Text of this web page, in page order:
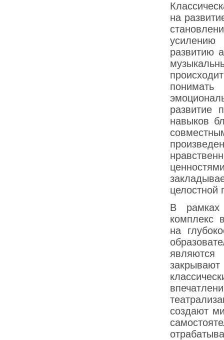
на
развитию
развитие
навыков
целостной
В рамках
комплекс
на
являются
создают